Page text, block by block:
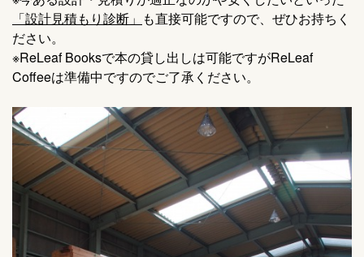
「設計見積もり診断」 も直接可能ですので、ぜひお持ちく
ださい。
※ReLeaf Booksで本の貸し出しは可能ですがReLeaf
Coffeeは準備中ですのでご了承ください。